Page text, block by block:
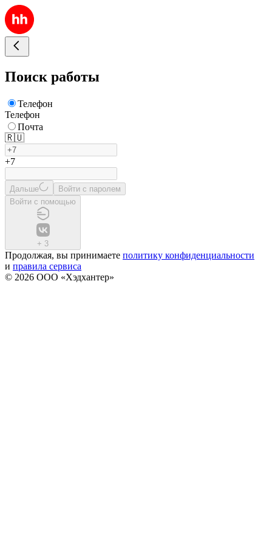
Поиск работы
Телефон
Телефон
Почта
🇷🇺
+7
Дальше
Войти с паролем
Войти с помощью
+ 3
Продолжая, вы принимаете политику конфиденциальности
и правила сервиса
© 2026 ООО «Хэдхантер»